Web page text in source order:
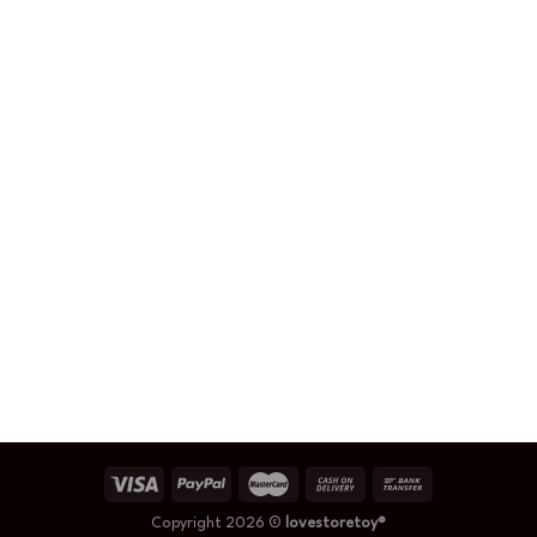
Copyright 2026 © lovestoretoy®